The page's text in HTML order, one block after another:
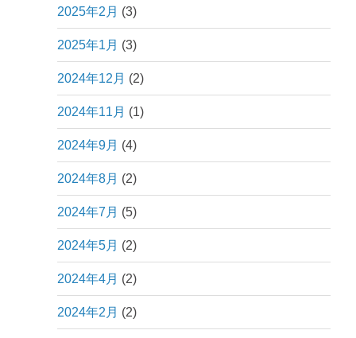
2025年2月 (3)
2025年1月 (3)
2024年12月 (2)
2024年11月 (1)
2024年9月 (4)
2024年8月 (2)
2024年7月 (5)
2024年5月 (2)
2024年4月 (2)
2024年2月 (2)